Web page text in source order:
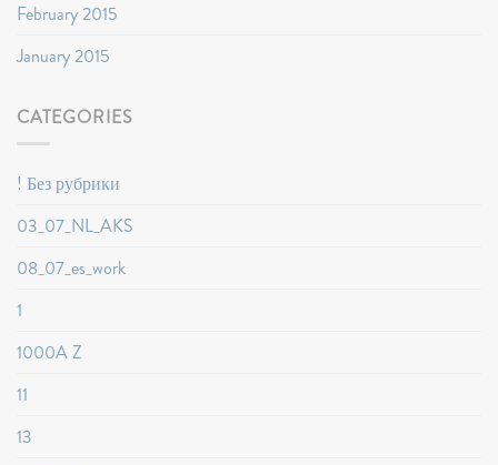
February 2015
January 2015
CATEGORIES
! Без рубрики
03_07_NL_AKS
08_07_es_work
1
1000A Z
11
13